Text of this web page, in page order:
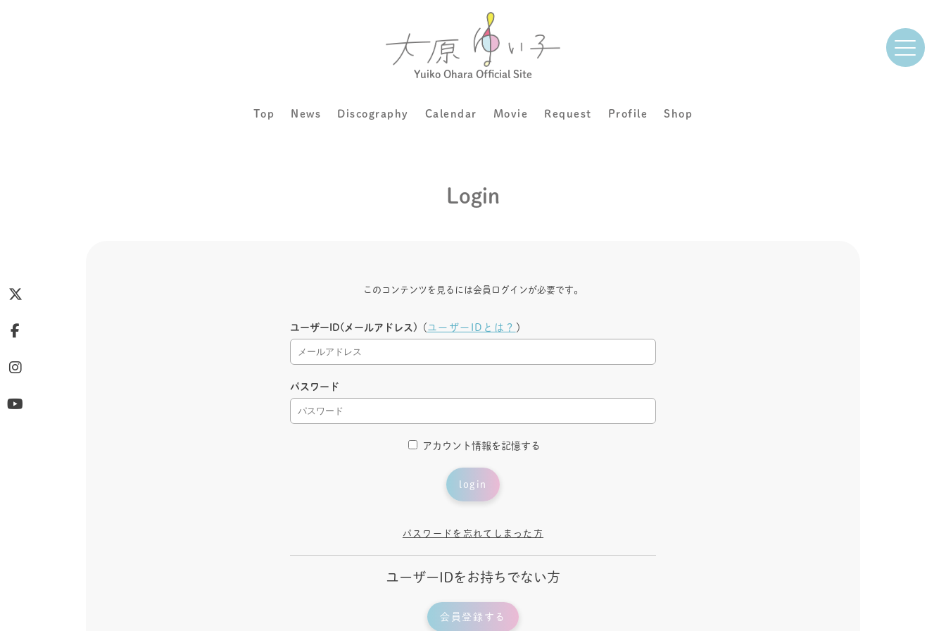
Yuiko Ohara Official Site
Top News Discography Calendar Movie Request Profile Shop
Login
このコンテンツを見るには会員ログインが必要です。
ユーザーID(メールアドレス) （ ユーザーIDとは？ ）
パスワード
アカウント情報を記憶する
login
パスワードを忘れてしまった方
ユーザーIDをお持ちでない方
会員登録する